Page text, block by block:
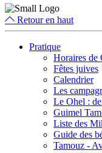
Retour en haut
Pratique
Horaires de
Fêtes juives
Calendrier
Les
Le Ohel :
Guimel
Liste des
Guide des
Tamouz -